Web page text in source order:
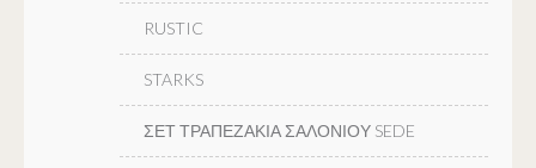
RUSTIC
STARKS
ΣΕΤ ΤΡΑΠΕΖΑΚΙΑ ΣΑΛΟΝΙΟΥ SEDE